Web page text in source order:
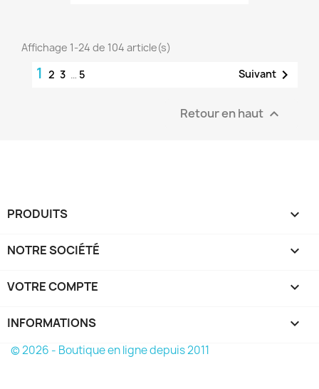
Affichage 1-24 de 104 article(s)
1 2 3 … 5 Suivant 
Retour en haut 
PRODUITS 
NOTRE SOCIÉTÉ 
VOTRE COMPTE 
INFORMATIONS keyboard_arrow_down
© 2026 - Boutique en ligne depuis 2011